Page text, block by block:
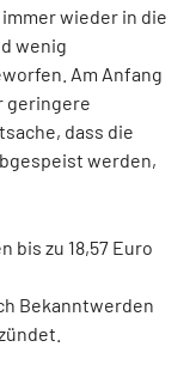
wieder in die
wenig
Am Anfang
geringere
dass die
werden,
bis zu 18,57 Euro
Bekanntwerden